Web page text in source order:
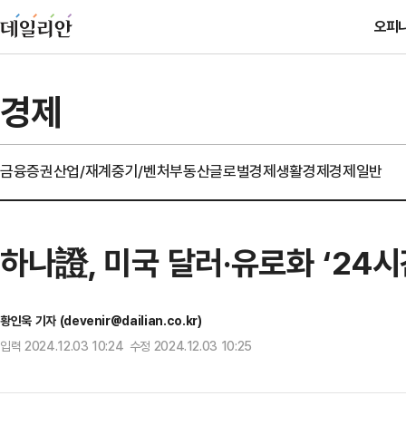
오피
경제
금융증권산업/재계중기/벤처부동산글로벌경제생활경제경제일반
하나證, 미국 달러·유로화 ‘24
황인욱 기자 (devenir@dailian.co.kr)
입력 2024.12.03 10:24 수정 2024.12.03 10:25